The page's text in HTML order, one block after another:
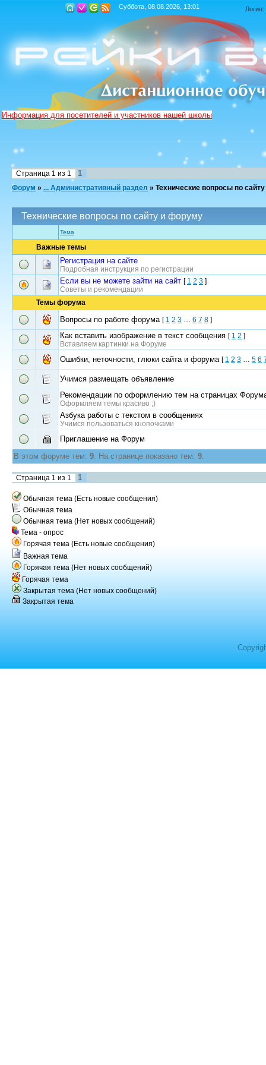
Суббота, 08.08.2026, 13:01 Логин:
Информация для посетителей и участников нашей школы
Страница 1 из 1 1
Форум » ... Административный раздел » Технические вопросы по
Технические вопросы по сайту и форуму
Тема
Важные темы
Регистрация на сайте
Подробная инструкция по регистрации
Если вы не можете зайти на сайт [ 1 2 3 ]
Советы и рекомендации
Темы форума
Вопросы по работе форума [ 1 2 3 6 7 8 ]
Как вставить изображение в текст сообщения [ 1 2 ]
Вставляем картинки на Форуме
Ошибки, неточности, глюки сайта и форума [ 1 2 3 5 6
Учимся размещать объявление
Рекомендации по оформлению тем на страницах
Оформляем темы красиво ;)
Азбука работы с текстом в сообщениях
Учимся пользоваться кнопочками
Приглашение на Форум
В этом форуме тем: 9 . На странице показано тем: 9
Страница 1 из 1 1
Обычная тема (Есть новые сообщения)
Обычная тема
Обычная тема (Нет новых сообщений)
Тема - опрос
Горячая тема (Есть новые сообщения)
Важная тема
Горячая тема (Нет новых сообщений)
Горячая тема
Закрытая тема (Нет новых сообщений)
Закрытая тема